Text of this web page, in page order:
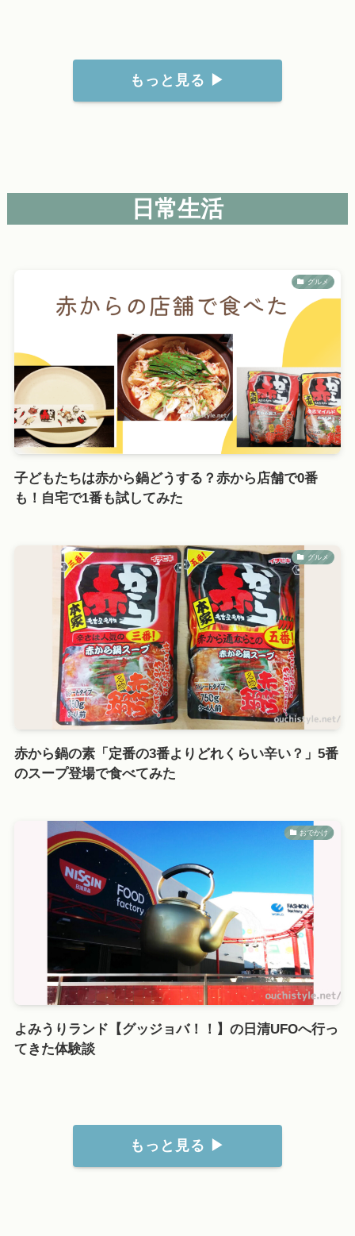
もっと見る ▶
日常生活
グルメ
子どもたちは赤から鍋どうする？赤から店舗で0番
も！自宅で1番も試してみた
グルメ
赤から鍋の素「定番の3番よりどれくらい辛い？」5番
のスープ登場で食べてみた
おでかけ
よみうりランド【グッジョバ！！】の日清UFOへ行っ
てきた体験談
もっと見る ▶